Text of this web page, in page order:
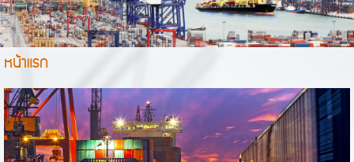
หน้าแรก